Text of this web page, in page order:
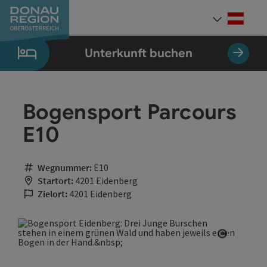
Zum Inhalt
Zur Navigation
Zum Seitenanfang
Zur Kontaktseite
Zum Impressum
Zur Startseite
Unterkunft buchen
Bogensport Parcours
E10
Wegnummer: E10
Startort: 4201 Eidenberg
Zielort: 4201 Eidenberg